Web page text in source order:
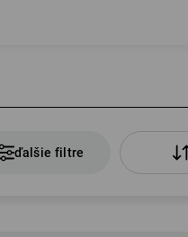
ďalšie filtre